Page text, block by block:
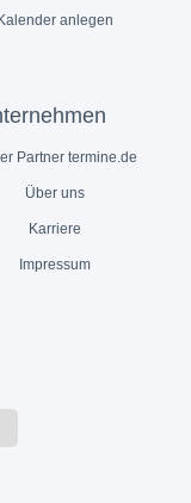
Kalender anlegen
Partner termine.de
Über uns
Karriere
Impressum